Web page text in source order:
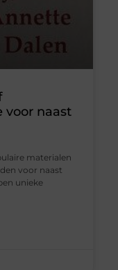
naast
materialen
voor naast
unieke